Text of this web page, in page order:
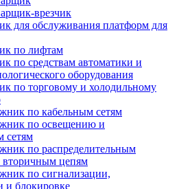
врезчик
для обслуживания платформ для
по лифтам
по средствам автоматики и
оборудования
по торговому и холодильному
по кабельным сетям
по освещению и
сетям
по распределительным
вторичным цепям
по сигнализации,
и блокировке